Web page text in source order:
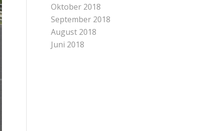
Oktober 2018
September 2018
August 2018
Juni 2018